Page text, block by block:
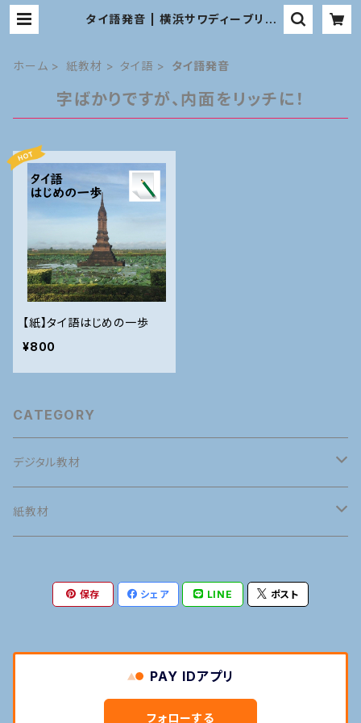
タイ語発音 | 横浜サワディーブリッ
ホーム 紙教材 タイ語 タイ語発音
字ばかりですが、内面をリッチに！
【紙】タイ語はじめの一歩
¥800
CATEGORY
デジタル教材
英語
接客英会話
旅行英会話
タイ語発音
旅行タイ語
語学の専門用語
紙教材
英語発音
接客英会話
タイ語発音
マナー
保存 シェア LINE ポスト
PAY IDアプリ
フォローする